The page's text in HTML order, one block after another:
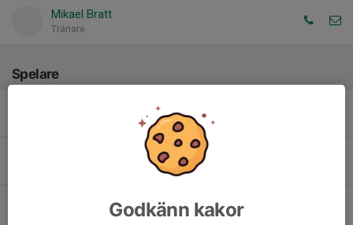
Mikael Bratt
Tränare
Spelare
Filippa EkmanGodkänn kakor